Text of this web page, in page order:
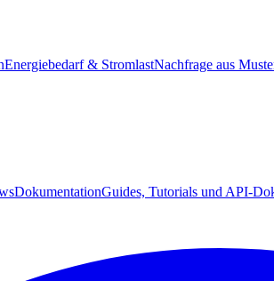
Energiebedarf & StromlastNachfrage aus
DokumentationGuides, Tutorials und API-